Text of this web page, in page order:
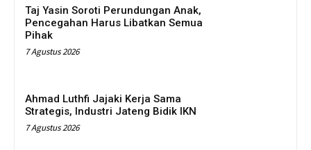
Taj Yasin Soroti Perundungan Anak,
Pencegahan Harus Libatkan Semua
Pihak
7 Agustus 2026
Ahmad Luthfi Jajaki Kerja Sama
Strategis, Industri Jateng Bidik IKN
7 Agustus 2026